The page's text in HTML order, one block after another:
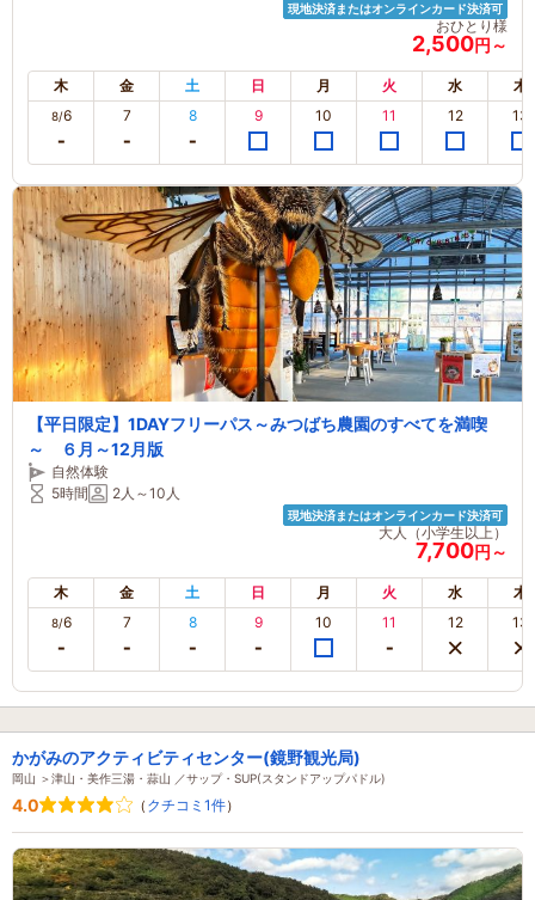
現地決済またはオンラインカード決済可
おひとり様
2,500円～
木 金 土 日 月 火 水 木
8/6 7 8 9 10 11 12 13
【平日限定】1DAYフリーパス～みつばち農園のすべてを満喫
～ ６月～12月版
自然体験
5時間
2人～10人
現地決済またはオンラインカード決済可
大人（小学生以上）
7,700円～
木 金 土 日 月 火 水 木
8/6 7 8 9 10 11 12 13
かがみのアクティビティセンター(鏡野観光局)
岡山 ＞津山・美作三湯・蒜山 ／サップ・SUP(スタンドアップパドル)
4.0 （ クチコミ1件）